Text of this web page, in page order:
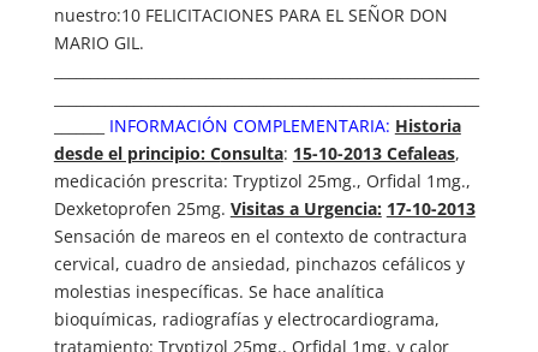
nuestro:10 FELICITACIONES PARA EL SEÑOR DON
MARIO GIL.
INFORMACIÓN COMPLEMENTARIA: Historia
desde el principio: Consulta: 15-10-2013 Cefaleas,
medicación prescrita: Tryptizol 25mg., Orfidal 1mg.,
Dexketoprofen 25mg. Visitas a Urgencia: 17-10-2013
Sensación de mareos en el contexto de contractura
cervical, cuadro de ansiedad, pinchazos cefálicos y
molestias inespecíficas. Se hace analítica
bioquímicas, radiografías y electrocardiograma,
tratamiento: Tryptizol 25mg., Orfidal 1mg. y calor